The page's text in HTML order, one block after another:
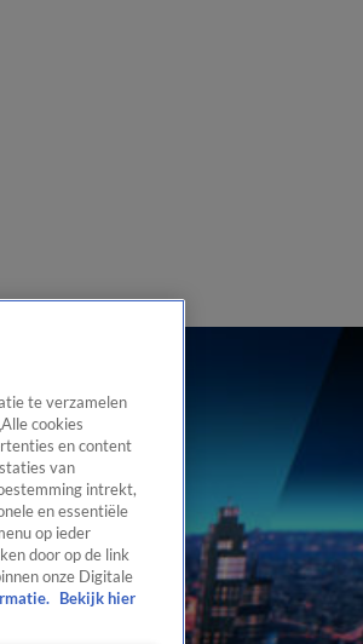
te verzamelen
cookies
en content
van
intrekt,
en essentiële
op ieder
door op de link
onze Digitale
Bekijk hier